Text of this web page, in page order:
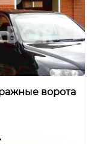
ворота